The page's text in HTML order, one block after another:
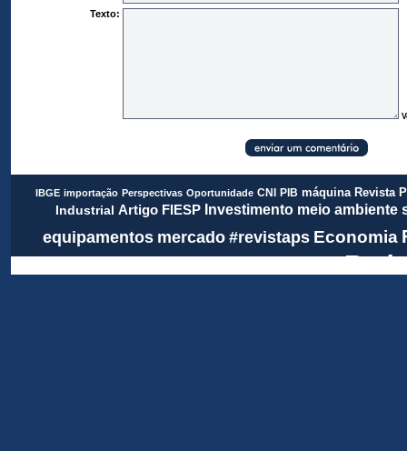
Texto:
IBGE importação Perspectivas Oportunidade CNI PIB máquina Revista
Industrial Artigo FIESP Investimento meio ambiente
equipamentos mercado #revistaps Economia